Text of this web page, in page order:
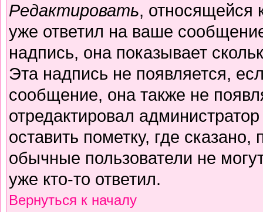
Редактировать, относящейся
уже ответил на ваше
надпись, она показывает
Эта надпись не появляется,
сообщение, она также не
отредактировал
оставить пометку, где
обычные пользователи не
уже кто-то ответил.
Вернуться к началу